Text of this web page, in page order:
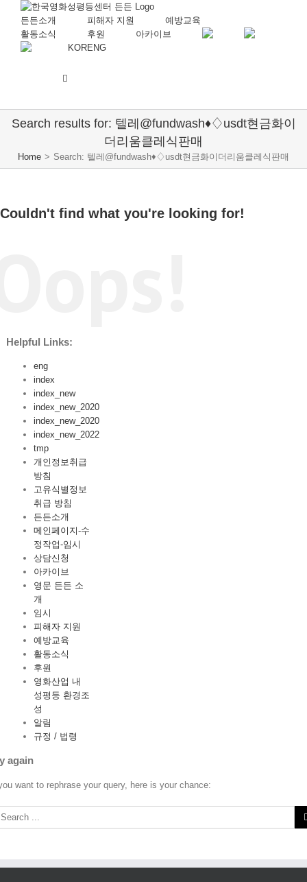
든든소개 피해자 지원
예방교육
활동소식
후원
아카이브
KORENG
Search results for: 텔레@fundwash♦♢usdt현금화이
더리움클레식판매
Home > Search: 텔레@fundwash♦♢usdt현금화이더리움클레식판매
Couldn't find what you're looking for!
Helpful Links:
eng
index
index_new
index_new_2020
index_new_2020
index_new_2022
tmp
개인정보취급
방침
고유식별정보
취급 방침
든든소개
메인페이지-수
정작업-임시
상담신청
아카이브
영문 든든 소
개
임시
피해자 지원
예방교육
활동소식
후원
영화산업 내
성평등 환경조
성
알림
규정 / 법령
again
want to rephrase your query, here is your chance: